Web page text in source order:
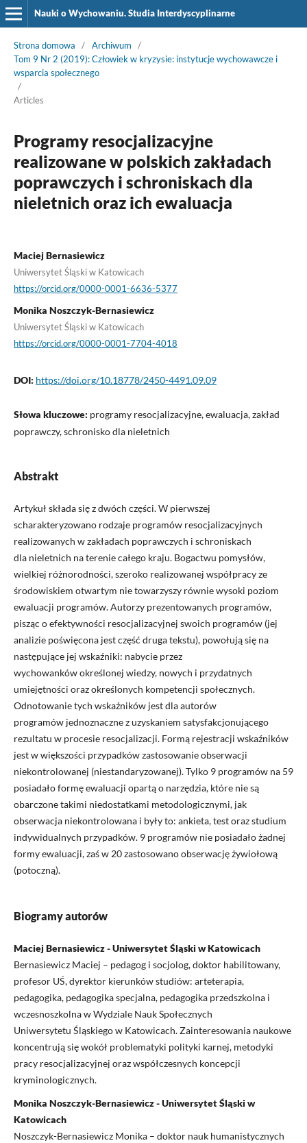
Nauki o Wychowaniu. Studia Interdyscyplinarne
Strona domowa / Archiwum
/
Tom 9 Nr 2 (2019): Człowiek w kryzysie: instytucje wychowawcze i
wsparcia społecznego
/
Articles
Programy resocjalizacyjne
realizowane w polskich zakładach
poprawczych i schroniskach dla
nieletnich oraz ich ewaluacja
Maciej Bernasiewicz
Uniwersytet Śląski w Katowicach
https://orcid.org/0000-0001-6636-5377
Monika Noszczyk-Bernasiewicz
Uniwersytet Śląski w Katowicach
https://orcid.org/0000-0001-7704-4018
DOI: https://doi.org/10.18778/2450-4491.09.09
Słowa kluczowe: programy resocjalizacyjne, ewaluacja, zakład
poprawczy, schronisko dla nieletnich
Abstrakt
Artykuł składa się z dwóch części. W pierwszej
scharakteryzowano rodzaje programów resocjalizacyjnych
realizowanych w zakładach poprawczych i schroniskach
dla nieletnich na terenie całego kraju. Bogactwu pomysłów,
wielkiej różnorodności, szeroko realizowanej współpracy ze
środowiskiem otwartym nie towarzyszy równie wysoki poziom
ewaluacji programów. Autorzy prezentowanych programów,
pisząc o efektywności resocjalizacyjnej swoich programów (jej
analizie poświęcona jest część druga tekstu), powołują się na
następujące jej wskaźniki: nabycie przez
wychowanków określonej wiedzy, nowych i przydatnych
umiejętności oraz określonych kompetencji społecznych.
Odnotowanie tych wskaźników jest dla autorów
programów jednoznaczne z uzyskaniem satysfakcjonującego
rezultatu w procesie resocjalizacji. Formą rejestracji wskaźników
jest w większości przypadków zastosowanie obserwacji
niekontrolowanej (niestandaryzowanej). Tylko 9 programów na 59
posiadało formę ewaluacji opartą o narzędzia, które nie są
obarczone takimi niedostatkami metodologicznymi, jak
obserwacja niekontrolowana i były to: ankieta, test oraz studium
indywidualnych przypadków. 9 programów nie posiadało żadnej
formy ewaluacji, zaś w 20 zastosowano obserwację żywiołową
(potoczną).
Biogramy autorów
Maciej Bernasiewicz - Uniwersytet Śląski w Katowicach
Bernasiewicz Maciej – pedagog i socjolog, doktor habilitowany,
profesor UŚ, dyrektor kierunków studiów: arteterapia,
pedagogika, pedagogika specjalna, pedagogika przedszkolna i
wczesnoszkolna w Wydziale Nauk Społecznych
Uniwersytetu Śląskiego w Katowicach. Zainteresowania naukowe
koncentrują się wokół problematyki polityki karnej, metodyki
pracy resocjalizacyjnej oraz współczesnych koncepcji
kryminologicznych.
Monika Noszczyk-Bernasiewicz - Uniwersytet Śląski w
Katowicach
Noszczyk-Bernasiewicz Monika – doktor nauk humanistycznych